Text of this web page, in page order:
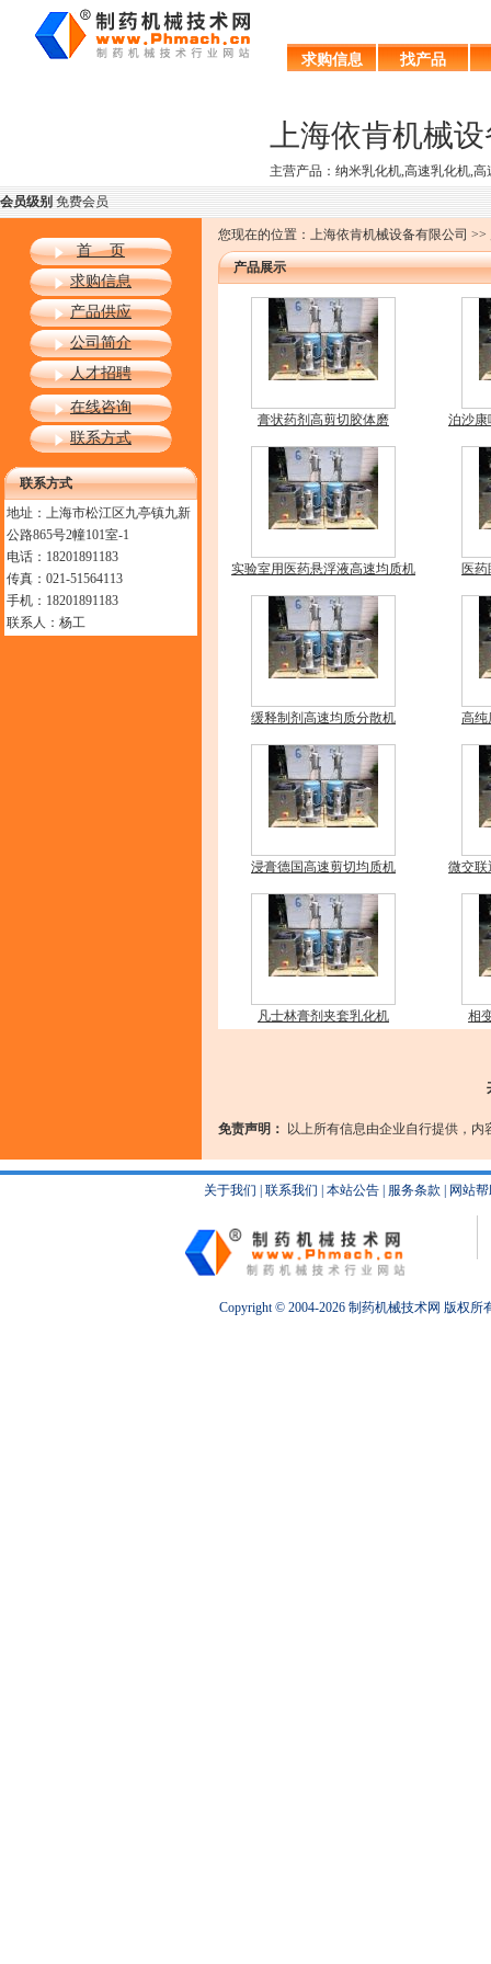
求购信息 找产品
上海依肯机械
主营产品：纳米乳化机,高速乳化机,
会员级别免费会员
首 页
求购信息
产品供应
公司简介
人才招聘
在线咨询
联系方式
联系方式
地址：上海市松江区九亭镇九新
公路865号2幢101室-1
电话：18201891183
传真：021-51564113
手机：18201891183
联系人：杨工
您现在的位置：上海依肯机械设备有限公司 >>
产品展示
膏状药剂高剪切胶体磨 泊沙康
实验室用医药悬浮液高速均质机 医
缓释制剂高速均质分散机 高纯
浸膏德国高速剪切均质机 微交联
凡士林膏剂夹套乳化机 相
免责声明： 以上所有信息由企业自行提供，
关于我们 联系我们 本站公告 服务条款 网站
Copyright © 2004-2026 制药机械技术网 版权所